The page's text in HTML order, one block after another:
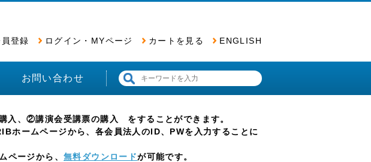
登録 ログイン・MYページ カートを見る ENGLISH
お問い合わせ
、②講演会受講票の購入 をすることができます。
ホームページから、各会員法人のID、PWを入力することに
ージから、 無料ダウンロードが可能です。